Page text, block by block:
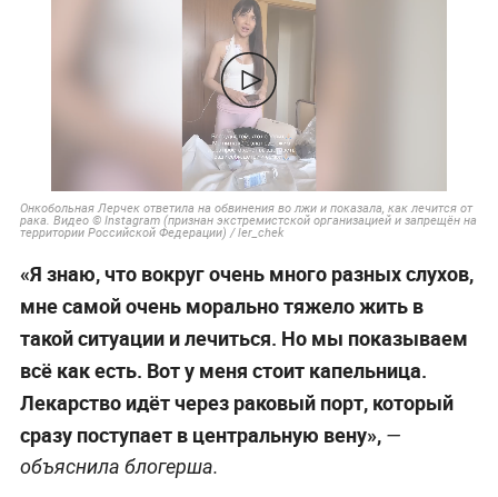
Онкобольная Лерчек ответила на обвинения во лжи и показала, как лечится от
рака. Видео © Instagram (признан экстремистской организацией и запрещён на
территории Российской Федерации) / ler_chek
«Я знаю, что вокруг очень много разных слухов,
мне самой очень морально тяжело жить в
такой ситуации и лечиться. Но мы показываем
всё как есть. Вот у меня стоит капельница.
Лекарство идёт через раковый порт, который
сразу поступает в центральную вену», —
объяснила блогерша.